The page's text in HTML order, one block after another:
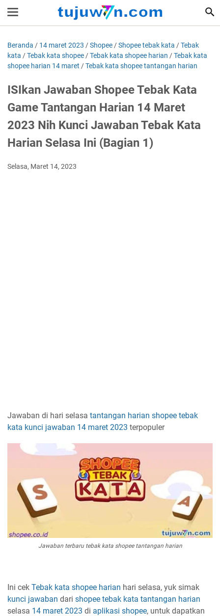
Beranda / 14 maret 2023 /Shopee /Shopee tebak kata /Tebak
kata /Tebak kata shopee /Tebak kata shopee harian /Tebak kata
shopee harian 14 maret /Tebak kata shopee tantangan harian
ISIkan Jawaban Shopee Tebak Kata
Game Tantangan Harian 14 Maret
2023 Nih Kunci Jawaban Tebak Kata
Harian Selasa Ini (Bagian 1)
Selasa, Maret 14, 2023
Jawaban di hari selasa tantangan harian shopee tebak
kata kunci jawaban 14 maret 2023 terpopuler
Jawaban terbaru tebak kata shopee tantangan harian
Ini cek Tebak kata shopee harian hari selasa, yuk simak
kunci jawaban dari shopee tebak kata tantangan harian
selasa 14 maret 2023 di aplikasi shopee, untuk dapatkan